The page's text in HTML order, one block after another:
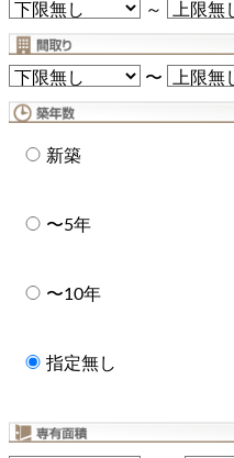
～
〜
新築
〜5年
〜10年
指定無し